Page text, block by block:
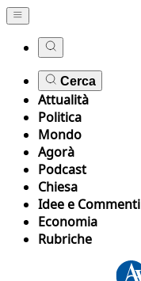
Cerca
Attualità
Politica
Mondo
Agorà
Podcast
Chiesa
Idee e Commenti
Economia
Rubriche